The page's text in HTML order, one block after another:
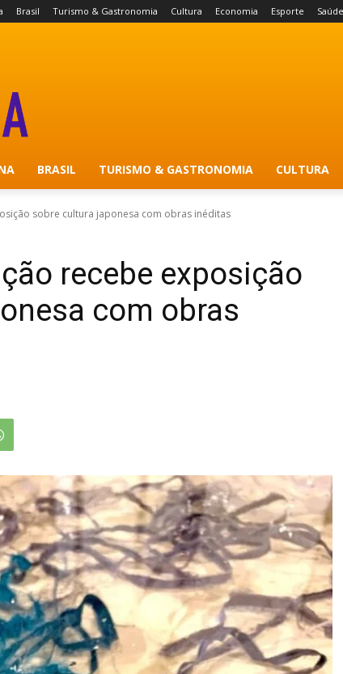
Brasil Turismo & Gastronomia Cultura Economia Esporte Saúde
BRASIL TURISMO & GASTRONOMIA CULTURA
sobre cultura japonesa com obras inéditas
recebe exposição
com obras